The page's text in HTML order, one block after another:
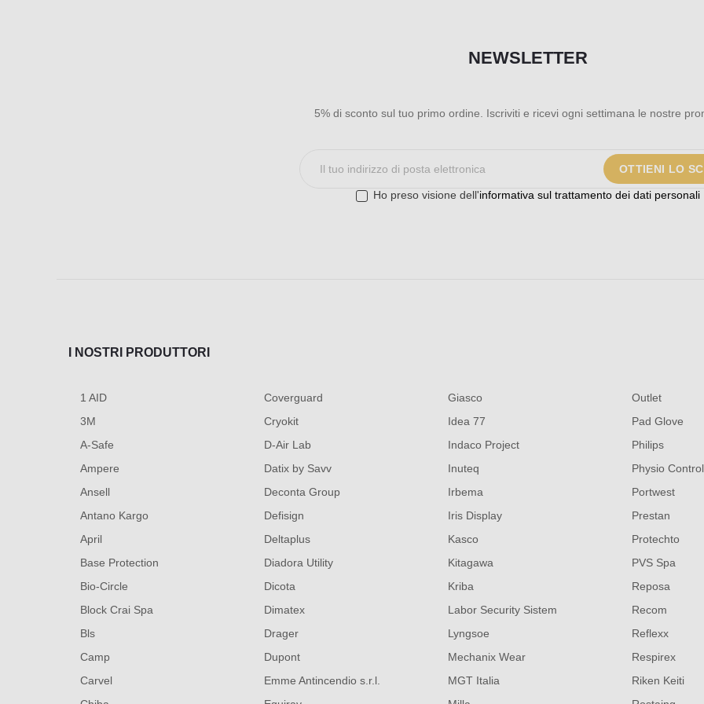
NEWSLETTER
5% di sconto sul tuo primo ordine. Iscriviti e ricevi ogni settimana le nostre
OTTIENI LO
Ho preso visione dell'informativa sul trattamento dei dati personali
I NOSTRI PRODUTTORI
1 AID
3M
A-Safe
Ampere
Ansell
Antano Kargo
April
Base Protection
Bio-Circle
Block Crai Spa
Bls
Camp
Carvel
Coverguard
Cryokit
D-Air Lab
Datix by Savv
Deconta Group
Defisign
Deltaplus
Diadora Utility
Dicota
Dimatex
Drager
Dupont
Emme Antincendio s.r.l.
Giasco
Idea 77
Indaco Project
Inuteq
Irbema
Iris Display
Kasco
Kitagawa
Kriba
Labor Security Sistem
Lyngsoe
Mechanix Wear
MGT Italia
Outlet
Pad Glove
Philips
Physio Control
Portwest
Prestan
Protechto
PVS Spa
Reposa
Recom
Reflexx
Respirex
Riken Keiti